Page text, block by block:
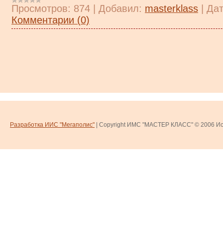
Просмотров: 874 Добавил: masterklass
Комментарии (0)
Разработка ИИС "Мегаполис" | Copyright ИМС "МАСТЕР КЛАСС" © 2006